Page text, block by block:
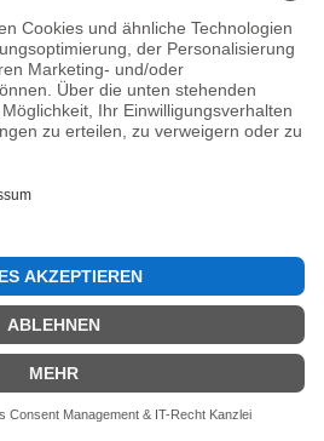
und Acker e. V. zeigt Wirkung: